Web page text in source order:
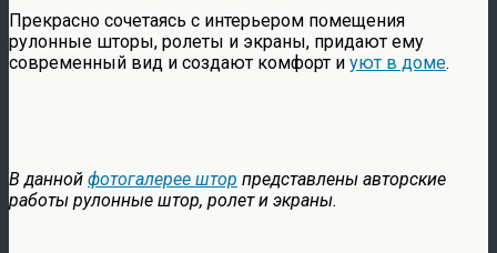
Прекрасно сочетаясь с интерьером помещения
рулонные шторы, ролеты и экраны, придают ему
современный вид и создают комфорт и уют в доме.
В данной фотогалерее штор представлены авторские
работы рулонные штор, ролет и экраны.